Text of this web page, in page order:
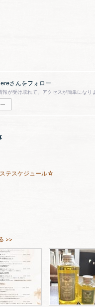
さんをフォロー
報が受け取れて、アクセスが簡単になり
テスケジュール☆
>>